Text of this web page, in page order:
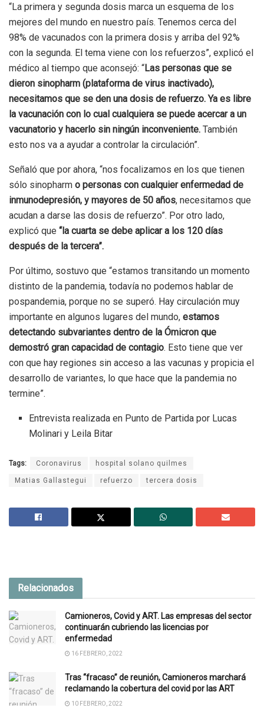
“La primera y segunda dosis marca un esquema de los
mejores del mundo en nuestro país. Tenemos cerca del
98% de vacunados con la primera dosis y arriba del 92%
con la segunda. El tema viene con los refuerzos”, explicó el
médico al tiempo que aconsejó: “Las personas que se
dieron sinopharm (plataforma de virus inactivado),
necesitamos que se den una dosis de refuerzo. Ya es libre
la vacunación con lo cual cualquiera se puede acercar a un
vacunatorio y hacerlo sin ningún inconveniente. También
esto nos va a ayudar a controlar la circulación”.
Señaló que por ahora, “nos focalizamos en los que tienen
sólo sinopharm o personas con cualquier enfermedad de
inmunodepresión, y mayores de 50 años, necesitamos que
acudan a darse las dosis de refuerzo”. Por otro lado,
explicó que “la cuarta se debe aplicar a los 120 días
después de la tercera”.
Por último, sostuvo que “estamos transitando un momento
distinto de la pandemia, todavía no podemos hablar de
pospandemia, porque no se superó. Hay circulación muy
importante en algunos lugares del mundo, estamos
detectando subvariantes dentro de la Ómicron que
demostró gran capacidad de contagio. Esto tiene que ver
con que hay regiones sin acceso a las vacunas y propicia el
desarrollo de variantes, lo que hace que la pandemia no
termine”.
Entrevista realizada en Punto de Partida por Lucas
Molinari y Leila Bitar
Tags: Coronavirus hospital solano quilmes
Matias Gallastegui refuerzo tercera dosis
Relacionados
Camioneros, Covid y ART. Las empresas del sector
continuarán cubriendo las licencias por
enfermedad
16 FEBRERO, 2022
Tras “fracaso” de reunión, Camioneros marchará
reclamando la cobertura del covid por las ART
10 FEBRERO, 2022